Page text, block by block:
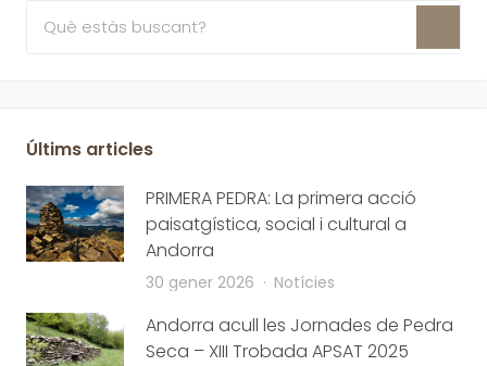
Últims articles
PRIMERA PEDRA: La primera acció
paisatgística, social i cultural a
Andorra
30 gener 2026 Notícies
Andorra acull les Jornades de Pedra
Seca – XIII Trobada APSAT 2025